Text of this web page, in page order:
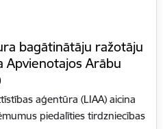
bagātinātāju ražotāju
Apvienotajos Arābu
aģentūra (LIAA) aicina
piedalīties tirdzniecības